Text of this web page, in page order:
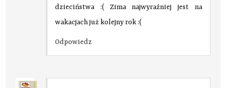
dzieciństwa :( Zima najwyraźniej jest na
wakacjach już kolejny rok :(
Odpowiedz